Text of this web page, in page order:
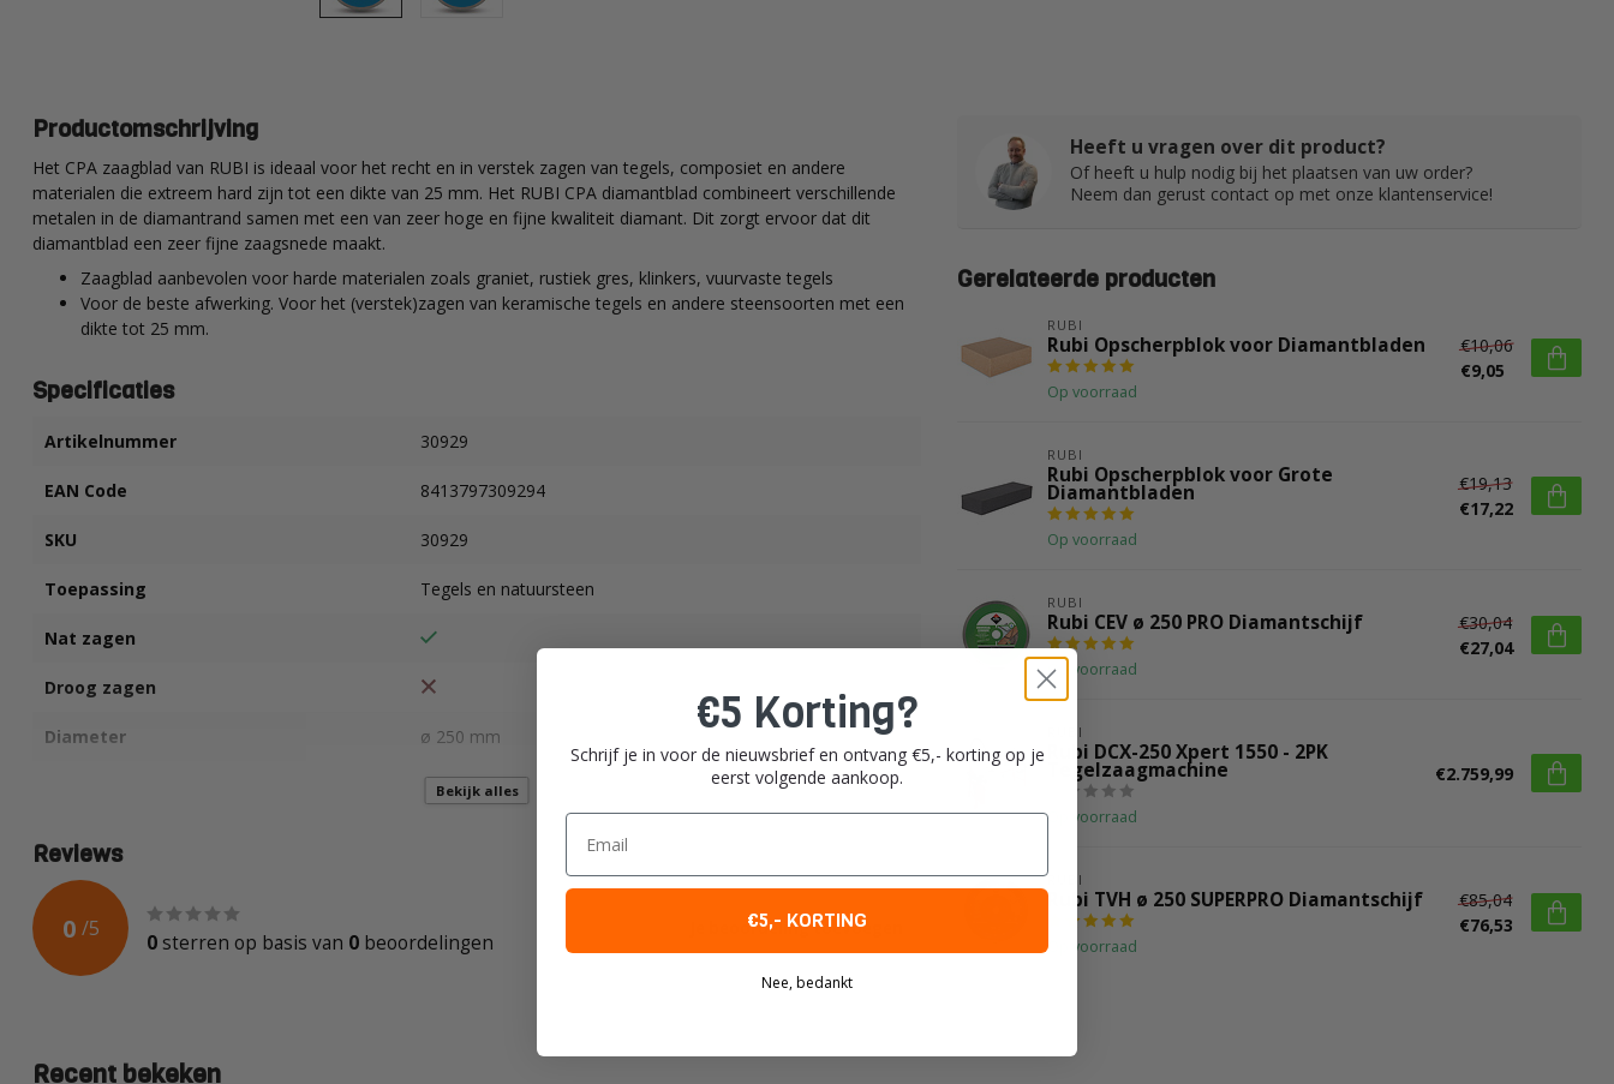
Productomschrijving
Het CPA zaagblad van RUBI is ideaal voor het recht en in verstek zagen van tegels, composiet en andere
materialen die extreem hard zijn tot een dikte van 25 mm. Het RUBI CPA diamantblad combineert verschillende
metalen in de diamantrand samen met een van zeer hoge en fijne kwaliteit diamant. Dit zorgt ervoor dat dit
diamantblad een zeer fijne zaagsnede maakt.
Zaagblad aanbevolen voor harde materialen zoals graniet, rustiek gres, klinkers, vuurvaste tegels
Voor de beste afwerking. Voor het (verstek)zagen van keramische tegels en andere steensoorten met een
dikte tot 25 mm.
Specificaties
Artikelnummer 30929
EAN Code 8413797309294
SKU 30929
Toepassing Tegels en natuursteen
Nat zagen
Droog zagen
Diameter ø 250 mm
7 mm
Asgat
Bekijk alles
Reviews
0 /5
0 sterren op basis van 0 beoordelingen
Je beoordeling toevoegen
Heeft u vragen over dit product?
Of heeft u hulp nodig bij het plaatsen van uw order?
Neem dan gerust contact op met onze klantenservice!
Gerelateerde producten
RUBI
Rubi Opscherpblok voor Diamantbladen
Op voorraad
€10,06
€9,05
RUBI
Rubi Opscherpblok voor Grote
Diamantbladen
Op voorraad
€19,13
€17,22
RUBI
Rubi CEV ø 250 PRO Diamantschijf
Op voorraad
€30,04
€27,04
RUBI
Rubi DCX-250 Xpert 1550 - 2PK
Tegelzaagmachine
Op voorraad
€2.759,99
RUBI
Rubi TVH ø 250 SUPERPRO Diamantschijf
Op voorraad
€85,04
€76,53
Recent bekeken
€5 Korting?
Schrijf je in voor de nieuwsbrief en ontvang €5,- korting op je
eerst volgende aankoop.
Email
€5,- KORTING
Nee, bedankt